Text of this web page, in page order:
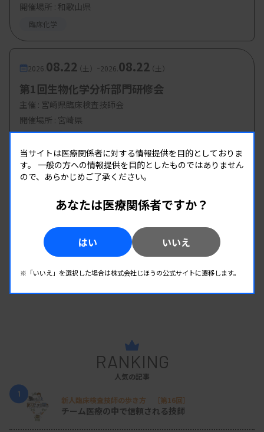
開催場所 : 和歌山県
臨床化学
2026. 08.22（土） -2026. 08.22（土）
第1回生物化学分析部門研修会
主催 : 宮崎県臨床検査技師会
開催場所 : 宮崎県
RANKING
人気の記事
1
新人臨床検査技師の歩き方 ［第16回］
チーム医療の中で信頼される技師
当サイトは医療関係者に対する情報提供を目的としておりま
す。 一般の方への情報提供を目的としたものではありません
ので、あらかじめご了承ください。
あなたは医療関係者ですか？
はい いいえ
※「いいえ」を選択した場合は株式会社じほうの公式サイトに遷移します。